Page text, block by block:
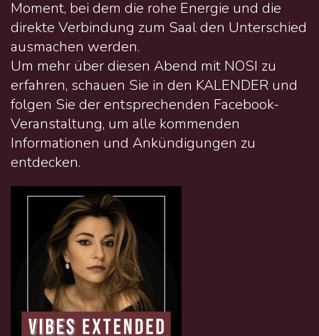
Moment, bei dem die rohe Energie und die
direkte Verbindung zum Saal den Unterschied
ausmachen werden.
Um mehr über diesen Abend mit NOSI zu
erfahren, schauen Sie in den KALENDER und
folgen Sie der entsprechenden Facebook-
Veranstaltung, um alle kommenden
Informationen und Ankündigungen zu
entdecken.